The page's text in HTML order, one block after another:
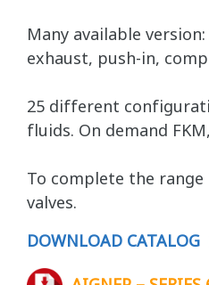
Many available
exhaust, push-in,
25 different
fluids. On demand
To complete the
valves.
DOWNLOAD